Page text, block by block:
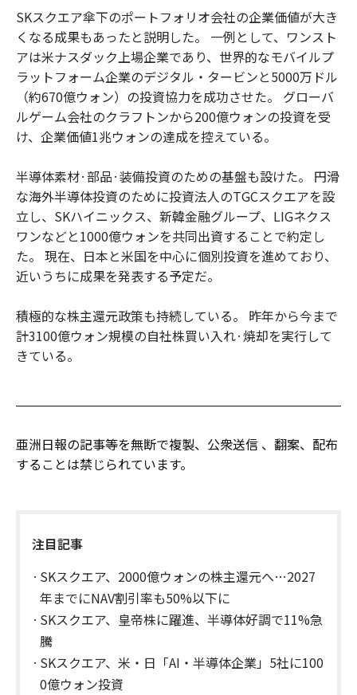
SKスクエア傘下のポートフォリオ会社の企業価値が大き
くなる成果もあったと説明した。 一例として、ワンスト
アは米ナスダック上場企業であり、世界的なモバイルプ
ラットフォーム企業のデジタル・タービンと5000万ドル
（約670億ウォン）の投資協力を成功させた。 グローバ
ルゲーム会社のクラフトンから200億ウォンの投資を受
け、企業価値1兆ウォンの達成を控えている。
半導体素材·部品·装備投資のための基盤も設けた。 円滑
な海外半導体投資のために投資法人のTGCスクエアを設
立し、SKハイニックス、新韓金融グループ、LIGネクス
ワンなどと1000億ウォンを共同出資することで約定し
た。 現在、日本と米国を中心に個別投資を進めており、
近いうちに成果を発表する予定だ。
積極的な株主還元政策も持続している。 昨年から今まで
計3100億ウォン規模の自社株買い入れ·焼却を実行して
きている。
亜洲日報の記事等を無断で複製、公衆送信 、翻案、配布
することは禁じられています。
注目記事
SKスクエア、2000億ウォンの株主還元へ…2027
年までにNAV割引率も50%以下に
SKスクエア、皇帝株に躍進、半導体好調で11%急
騰
SKスクエア、米・日「AI・半導体企業」5社に100
0億ウォン投資